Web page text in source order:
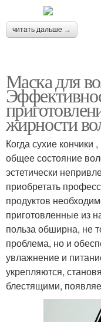
читать дальше →
Маска для
жирности
Когда сухие
общее состояние
эстетически
приобретать
продуктов
приготовленные из
польза обширна, не
проблема, но и
увлажнение и
укрепляются,
блестящими,